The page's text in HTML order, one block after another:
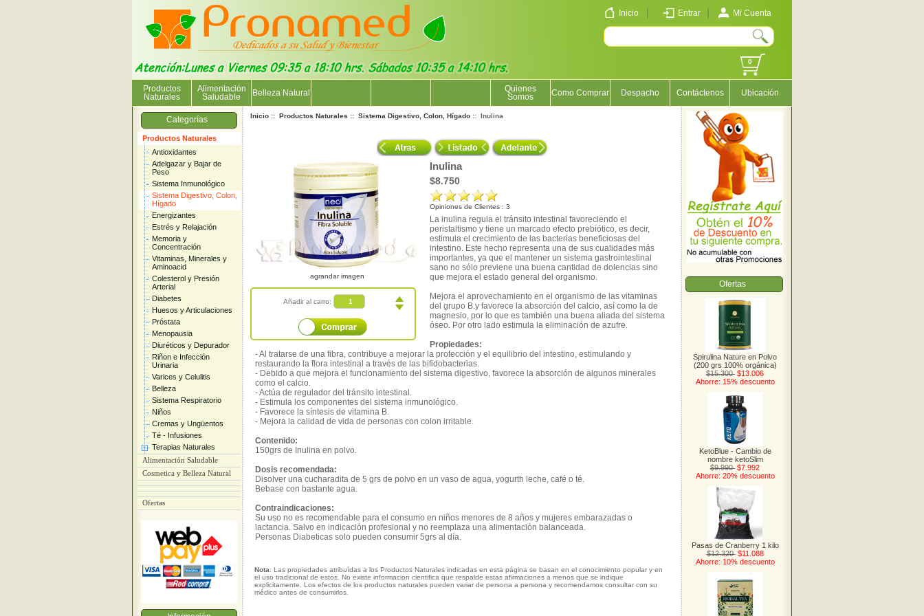
Inicio Entrar Mi Cuenta
0
Productos
Naturales
Alimentación
Saludable
Belleza Natural
Quienes
Somos
Como Comprar Despacho Contáctenos Ubicación
Categorías
Productos Naturales
Antioxidantes
Adelgazar y Bajar de
Peso
Sistema Inmunológico
Sistema Digestivo, Colon,
Hígado
Energizantes
Estrés y Relajación
Memoria y
Concentración
Vitaminas, Minerales y
Aminoacid
Colesterol y Presión
Arterial
Diabetes
Huesos y Articulaciones
Próstata
Menopausia
Diuréticos y Depurador
Riñon e Infección
Urinaria
Varices y Celulitis
Belleza
Sistema Respiratorio
Niños
Cremas y Ungüentos
Té - Infusiones
Terapias Naturales
Alimentación Saludable
Cosmetica y Belleza Natural
Ofertas
Inicio ::Productos Naturales ::Sistema Digestivo, Colon, Hígado :: Inulina
agrandar imagen
Añadir al carro:
Inulina
$8.750
Opiniones de Clientes : 3
La inulina regula el tránsito intestinal favoreciendo el
peristaltismo y tiene un marcado efecto prebiótico, es decir,
estimula el crecimiento de las bacterias beneficiosas del
intestino. Este hecho representa una de sus cualidades más
importantes, ya que el mantener un sistema gastrointestinal
sano no sólo previene una buena cantidad de dolencias sino
que mejora el estado general del organismo.
Mejora el aprovechamiento en el organismo de las vitaminas
del grupo B.y favorece la absorción del calcio, así como la de
magnesio, por lo que es también una buena aliada del sistema
óseo. Por otro lado estimula la eliminación de azufre.
Propiedades:
- Al tratarse de una fibra, contribuye a mejorar la protección y el equilibrio del intestino, estimulando y
restaurando la flora intestinal a través de las bifidobacterias.
- Debido a que mejora el funcionamiento del sistema digestivo, favorece la absorción de algunos minerales
como el calcio.
- Actúa de regulador del tránsito intestinal.
- Estimula los componentes del sistema inmunológico.
- Favorece la síntesis de vitamina B.
- Mejora la calidad de vida de personas con colon irritable.
Contenido:
150grs de Inulina en polvo.
Dosis recomendada:
Disolver una cucharadita de 5 grs de polvo en un vaso de agua, yogurth leche, café o té.
Bebase con bastante agua.
Contraindicaciones:
Su uso no es recomendable para el consumo en niños menores de 8 años y mujeres embarazadas o
lactancia. Salvo en indicación profesional y no reemplaza una alimentación balanceada.
Personas Diabeticas solo pueden consumir 5grs al día.
Nota: Las propiedades atribuídas a los Productos Naturales indicadas en esta página se basan en el conocimiento popular y en
el uso tradicional de estos. No existe informacion cientifica que respalde estas afirmaciones a menos que se indique
explicitamente. Los efectos de los productos naturales pueden variar de persona a persona y recomendamos consultar con su
médico antes de consumirlos.
Ofertas
Spirulina Nature en Polvo
(200 grs 100% orgánica)
$15.300 $13.006
Ahorre: 15% descuento
KetoBlue - Cambio de
nombre ketoSlim
$9.990 $7.992
Ahorre: 20% descuento
Pasas de Cranberry 1 kilo
$12.320 $11.088
Ahorre: 10% descuento